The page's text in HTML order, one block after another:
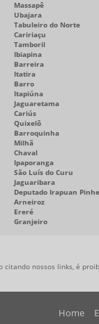
Massapê
Ubajara
Tabuleiro do Norte
Caririaçu
Tamboril
Ibiapina
Barreira
Itatira
Barro
Itapiúna
Jaguaretama
Cariús
Quixelô
Barroquinha
Milhã
Chaval
Ipaporanga
São Luís do Curu
Jaguaribara
Deputado Irapuan
Arneiroz
Ereré
Granjeiro
nossos links, é
Home